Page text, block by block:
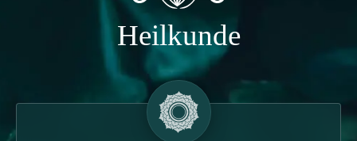
Heilkunde